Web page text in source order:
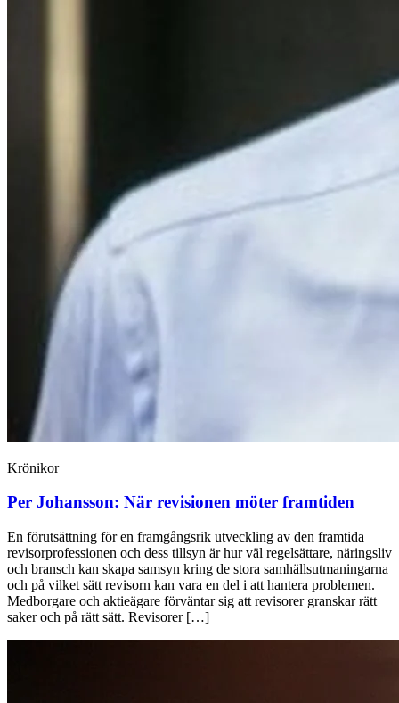
Krönikor
Per Johansson: När revisionen möter framtiden
En förutsättning för en framgångsrik utveckling av den framtida
revisorprofessionen och dess tillsyn är hur väl regelsättare, näringsliv
och bransch kan skapa samsyn kring de stora samhällsutmaningarna
och på vilket sätt revisorn kan vara en del i att hantera problemen.
Medborgare och aktieägare förväntar sig att revisorer granskar rätt
saker och på rätt sätt. Revisorer […]